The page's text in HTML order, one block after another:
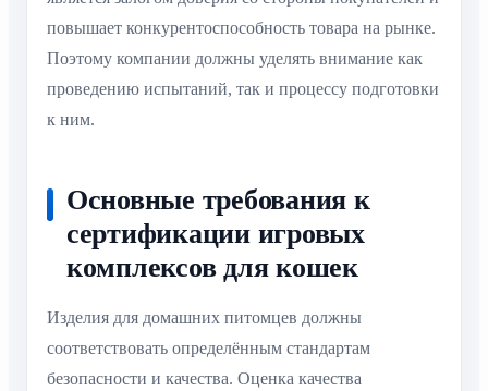
повышает конкурентоспособность товара на рынке.
Поэтому компании должны уделять внимание как
проведению испытаний, так и процессу подготовки
к ним.
Основные требования к
сертификации игровых
комплексов для кошек
Изделия для домашних питомцев должны
соответствовать определённым стандартам
безопасности и качества. Оценка качества